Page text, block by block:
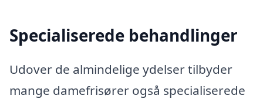
Specialiserede behandlinger
Udover de almindelige ydelser tilbyder
mange damefrisører også specialiserede